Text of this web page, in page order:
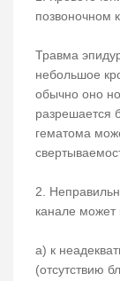
позвоночном
Травма
небольшое
обычно оно
разрешается
гематома
2.​
канале может
а) к
(отсутствию